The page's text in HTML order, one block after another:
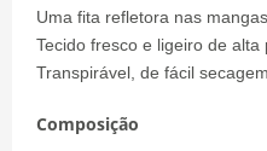
Uma fita refletora nas
Tecido fresco e ligeiro de alta
Transpirável, de fácil
Composição